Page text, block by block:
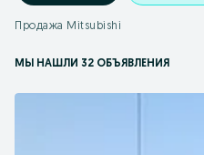
Продажа Mitsubishi
МЫ НАШЛИ 32 ОБЪЯВЛЕНИЯ